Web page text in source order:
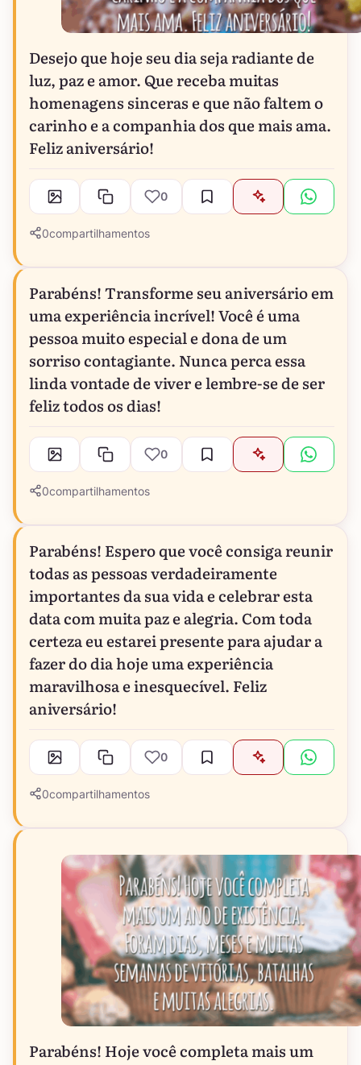
Desejo que hoje seu dia seja radiante de
luz, paz e amor. Que receba muitas
homenagens sinceras e que não faltem o
carinho e a companhia dos que mais ama.
Feliz aniversário!
0
0compartilhamentos
Parabéns! Transforme seu aniversário em
uma experiência incrível! Você é uma
pessoa muito especial e dona de um
sorriso contagiante. Nunca perca essa
linda vontade de viver e lembre-se de ser
feliz todos os dias!
0
0compartilhamentos
Parabéns! Espero que você consiga reunir
todas as pessoas verdadeiramente
importantes da sua vida e celebrar esta
data com muita paz e alegria. Com toda
certeza eu estarei presente para ajudar a
fazer do dia hoje uma experiência
maravilhosa e inesquecível. Feliz
aniversário!
0
0compartilhamentos
Parabéns! Hoje você completa mais um